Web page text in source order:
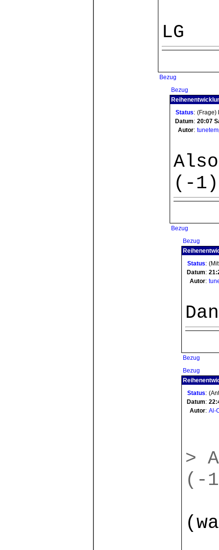
LG
Bezug
Bezug
Status: (Frage)
Datum: 20:07
Autor:
(-
Bezug
Bezug
Status:
Datum:
Autor:
Bezug
Bezug
Status:
Datum:
Autor: Al-
>
(-